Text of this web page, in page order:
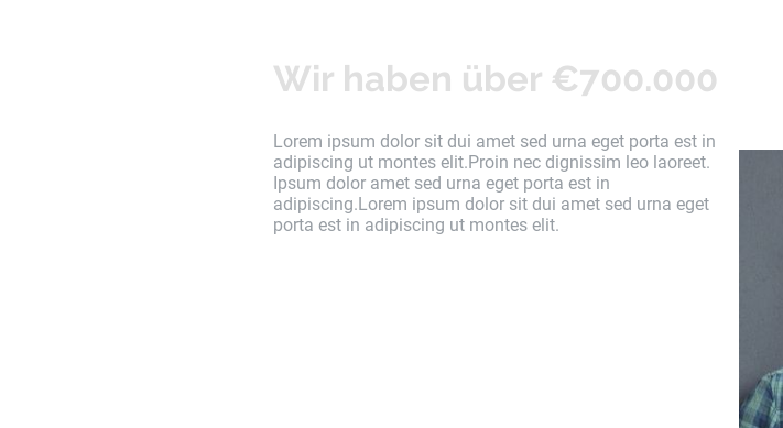
Wir haben über €700.000
Lorem ipsum dolor sit dui amet sed urna eget porta est in
adipiscing ut montes elit.Proin nec dignissim leo laoreet.
Ipsum dolor amet sed urna eget porta est in
adipiscing.Lorem ipsum dolor sit dui amet sed urna eget
porta est in adipiscing ut montes elit.